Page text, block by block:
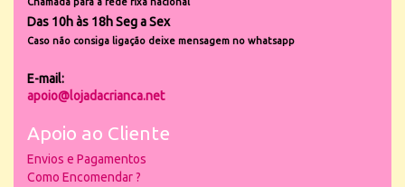
Das 10h às 18h Seg a Sex
Caso não consiga ligação deixe mensagem no whatsapp
E-mail:
apoio@lojadacrianca.net
Apoio ao Cliente
Envios e Pagamentos
Como Encomendar ?